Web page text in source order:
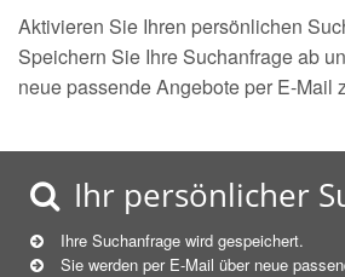
Aktivieren Sie Ihren persönlichen
Speichern Sie Ihre Suchanfrage ab
neue passende Angebote per E-Mail
Ihr persönlicher
Ihre Suchanfrage wird gespeichert.
Sie werden per E-Mail über neue